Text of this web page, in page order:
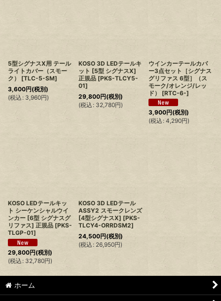
5型シグナスX用 テール
ライトカバー（スモー
ク）
[TLC-5-SM]
3,600円(税別)
(税込 : 3,960円)
KOSO 3D LEDテールキ
ット [5型 シグナスX]
正規品 [PKS-TLCY5-
01]
29,800円(税別)
(税込 : 32,780円)
ウインカーテールカバ
ー3点セット［シグナス
グリファス 6型］（ス
モーク/オレンジ/レッ
ド）
[RTC-6-]
3,900円(税別)
(税込 : 4,290円)
KOSO LEDテールキッ
ト シーケンシャルウイ
ンカー [6型 シグナスグ
リファス] 正規品 [PKS-
TLGP-01]
29,800円(税別)
(税込 : 32,780円)
KOSO 3D LEDテール
ASSY2 スモークレンズ
[4型シグナスX] [PKS-
TLCY4-ORRDSM2]
24,500円(税別)
(税込 : 26,950円)
ホーム